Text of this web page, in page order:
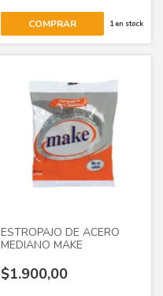
COMPRAR 1en stock
ESTROPAJO DE ACERO
MEDIANO MAKE
$1.900,00